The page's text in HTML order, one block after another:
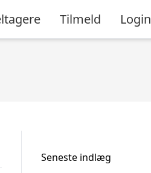
Tilmeld Login
Seneste indlæg